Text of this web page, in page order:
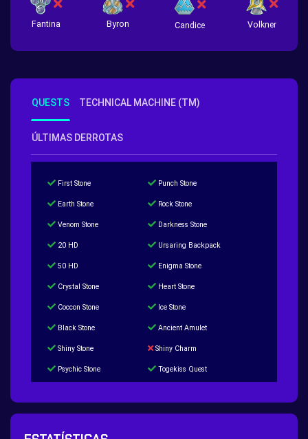
Fantina Byron Candice Volkner
QUESTS TECHNICAL MACHINE (TM)
ÚLTIMAS DERROTAS
First Stone Punch Stone
Earth Stone Rock Stone
Venom Stone Darkness Stone
20 HD Ursaring Backpack
50 HD Enigma Stone
Crystal Stone Heart Stone
Coccon Stone Ice Stone
Black Stone Ancient Amulet
Shiny Stone Shiny Charm
Psychic Stone Togekiss Quest
200 Great Ball Quest